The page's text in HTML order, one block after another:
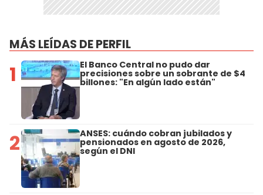
MÁS LEÍDAS DE PERFIL
1 El Banco Central no pudo dar
precisiones sobre un sobrante de $4
billones: "En algún lado están"
2 ANSES: cuándo cobran jubilados y
pensionados en agosto de 2026,
según el DNI